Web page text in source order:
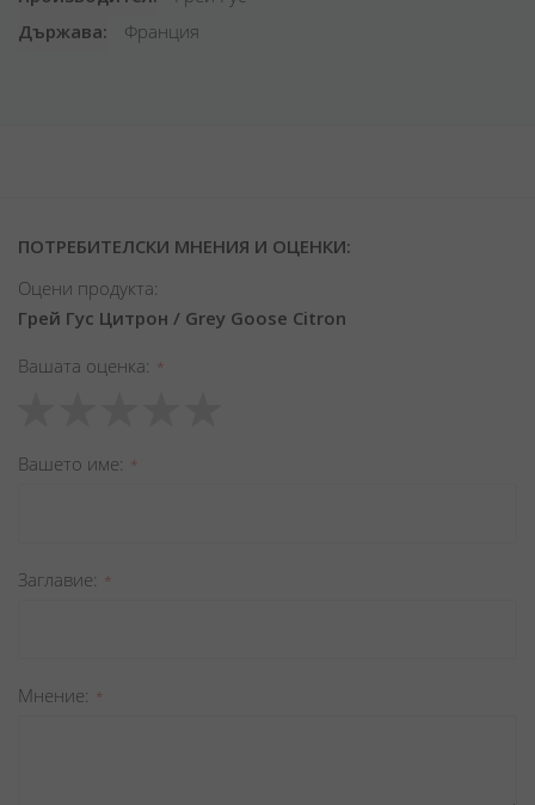
Държава
Франция
ПОТРЕБИТЕЛСКИ МНЕНИЯ И ОЦЕНКИ:
Оцени продукта:
Грей Гус Цитрон / Grey Goose Citron
Вашата оценка
star
stars
stars
stars
stars
Вашето име
Заглавиe
Мнение